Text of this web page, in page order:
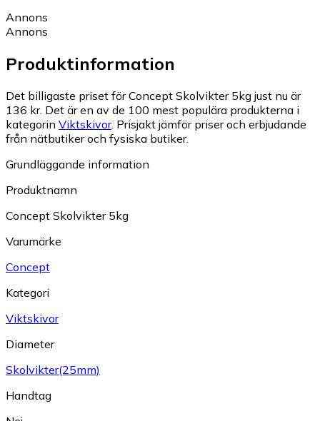
Annons
Annons
Produktinformation
Det billigaste priset för Concept Skolvikter 5kg just nu är
136 kr. Det är en av de 100 mest populära produkterna i
kategorin Viktskivor. Prisjakt jämför priser och erbjudande
från nätbutiker och fysiska butiker.
Grundläggande information
Produktnamn
Concept Skolvikter 5kg
Varumärke
Concept
Kategori
Viktskivor
Diameter
Skolvikter(25mm)
Handtag